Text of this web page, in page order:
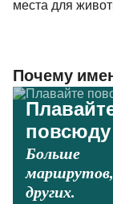
места для
Почему
повсюду
Больше
других.